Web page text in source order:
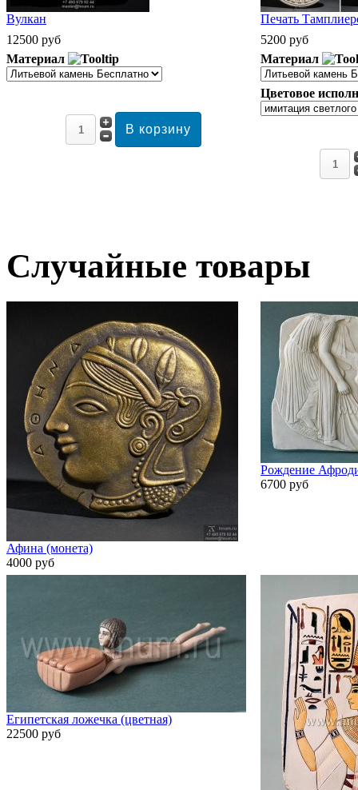
Вулкан
12500 руб
Материал
Печать
5200 руб
Материал
Цветовое
Случайные товары
Афина (монета)
4000 руб
Рождение
6700 руб
Египетская ложечка (цветная)
22500 руб